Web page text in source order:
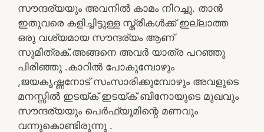
സൗന്ദര്യയും അവനിൽ കാമം നിറച്ചു. താൻ
ഇതുവരെ കളിച്ചിട്ടുള്ള സ്ത്രീകൾക്ക് ഇല്ലാത്ത
ഒരു വശ്യമായ സൗന്ദര്യം ആണ്
സുമിത്രക്.അങ്ങനെ അവർ യാത്ര പറഞ്ഞു
പിരിഞ്ഞു .കാറിൽ പോകുമ്പോഴും
,ജയകൃഷ്ണനോട് സംസാരിക്കുമ്പോഴും അവളുടെ
മനസ്സിൽ ഇടയ്ക് ഇടയ്ക് ബിനോയുടെ മുഖവും
സൗന്ദര്യയും പെർഫ്യൂമിന്റെ മണവും
വന്നുകൊണ്ടിരുന്നു .